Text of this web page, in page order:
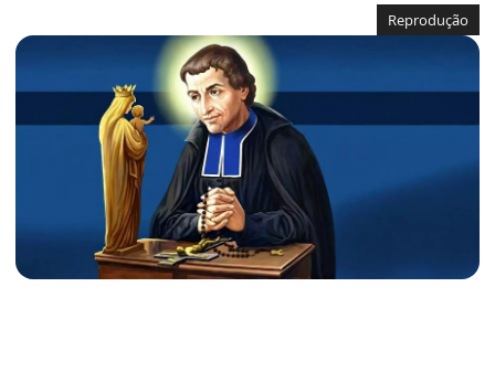
Reprodução